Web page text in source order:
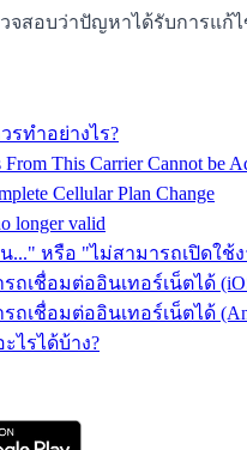
สอบว่าปัญหาได้รับการแก้ไ
รทำอย่างไร?
This Carrier Cannot be
Cellular Plan Change
longer valid
..." หรือ "ไม่สามารถเปิดใช้
เชื่อมต่ออินเทอร์เน็ตได้
เชื่อมต่ออินเทอร์เน็ตได้
ไรได้บ้าง?